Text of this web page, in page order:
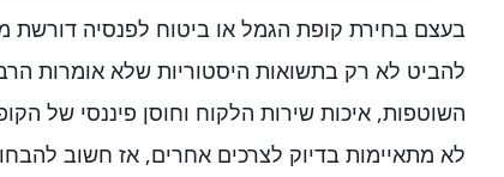
בעצם בחירת קופת הגמל או ביטוח לפנסיה דורשת
להביט לא רק בתשואות היסטוריות שלא אומרות
השוטפות, איכות שירות הלקוח וחוסן פיננסי של
לא מתאיימות בדיוק לצרכים אחרים, אז חשוב